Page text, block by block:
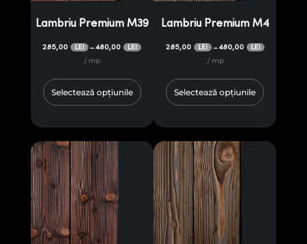
Lambriu Premium M39
285,00 LEI –480,00 LEI
/ mp
Selectează opțiunile
Lambriu Premium M4
285,00 LEI –480,00 LEI
/ mp
Selectează opțiunile